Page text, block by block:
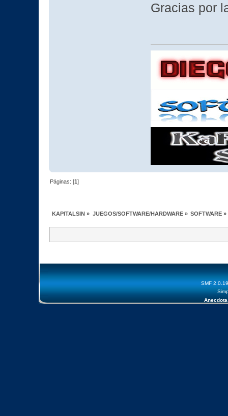
Gracias por
Páginas: [1]
KAPITALSIN » JUEGOS/SOFTWARE/HARDWARE» SOFTWARE»
SMF 2.0.19
Anecdota